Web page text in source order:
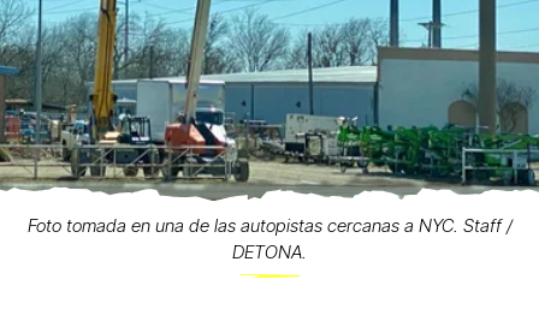
Foto tomada en una de las autopistas cercanas a NYC. Staff /
DETONA.